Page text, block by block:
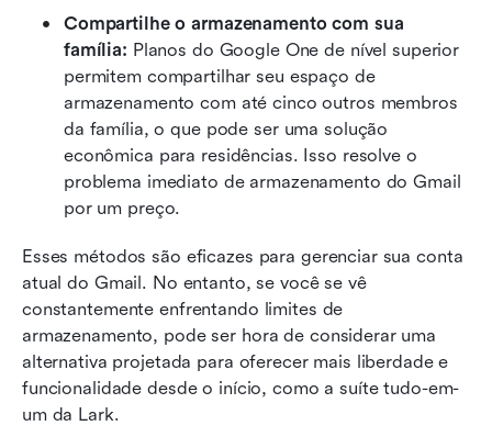
Compartilhe o armazenamento com sua
família: Planos do Google One de nível superior
permitem compartilhar seu espaço de
armazenamento com até cinco outros membros
da família, o que pode ser uma solução
econômica para residências. Isso resolve o
problema imediato de armazenamento do Gmail
por um preço.
Esses métodos são eficazes para gerenciar sua conta
atual do Gmail. No entanto, se você se vê
constantemente enfrentando limites de
armazenamento, pode ser hora de considerar uma
alternativa projetada para oferecer mais liberdade e
funcionalidade desde o início, como a suíte tudo-em-
um da Lark.